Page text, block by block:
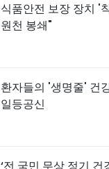
식품안전 보장 장치 '
원천 봉쇄"
환자들의 '생명줄' 건
일등공신